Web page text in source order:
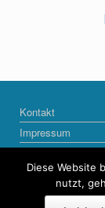
Kontakt
Impressum
Diese Website
nutzt,